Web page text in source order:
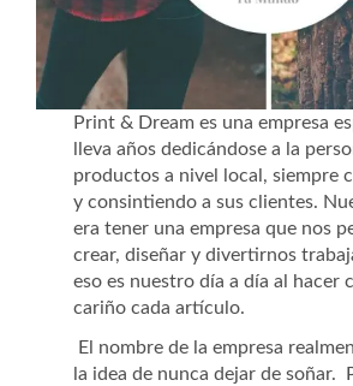
Print & Dream es una empresa
lleva años dedicándose a la
productos a nivel local, siempre
y consintiendo a sus clientes.
era tener una empresa que nos
crear, diseñar y divertirnos
eso es nuestro día a día al hacer
cariño cada artículo.
El nombre de la empresa
la idea de nunca dejar de soñar.